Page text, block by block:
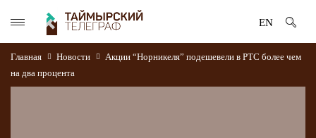
EN
Главная Новости
Акции “Норникеля” подешевели в РТС более чем
на два процента